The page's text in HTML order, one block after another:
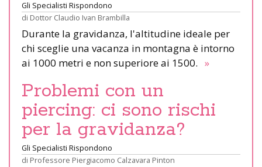
Gli Specialisti Rispondono
di Dottor Claudio Ivan Brambilla
Durante la gravidanza, l'altitudine ideale per
chi sceglie una vacanza in montagna è intorno
ai 1000 metri e non superiore ai 1500. »
Problemi con un
piercing: ci sono rischi
per la gravidanza?
Gli Specialisti Rispondono
di Professore Piergiacomo Calzavara Pinton